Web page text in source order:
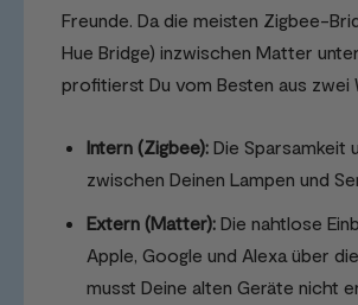
Freunde. Da die meisten Zigbee-
Hue Bridge) inzwischen Matter
profitierst Du vom Besten aus zwei
Intern (Zigbee): Die Sparsamkeit
zwischen Deinen Lampen und
Extern (Matter): Die nahtlose
Apple, Google und Alexa über
musst Deine alten Geräte nicht